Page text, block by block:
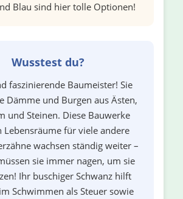
Blau sind hier tolle Optionen!
Wusstest du?
faszinierende Baumeister! Sie
Dämme und Burgen aus Ästen,
und Steinen. Diese Bauwerke
Lebensräume für viele andere
wachsen ständig weiter –
sie immer nagen, um sie
Ihr buschiger Schwanz hilft
Schwimmen als Steuer sowie